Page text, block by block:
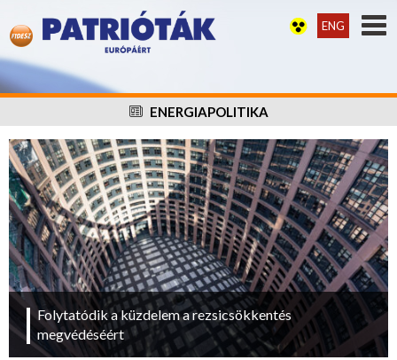
ENG
ENERGIAPOLITIKA
Folytatódik a küzdelem a rezsicsökkentés
megvédéséért